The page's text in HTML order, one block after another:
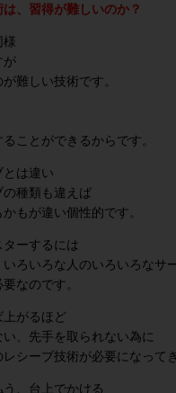
、習得が難しいのか？
様
が
難しい技術です。
ことができるからです。
とは違い
種類も違えば
もが違い個性的です。
ーするには
ろいろな人のいろいろなサ
なのです。
がるほど
、先手を取られない為に
シーブ技術が必要になってき
、台上でかける